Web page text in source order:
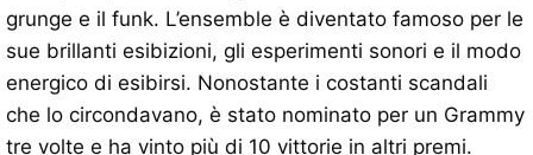
grunge e il funk. L’ensemble è diventato famoso per le
sue brillanti esibizioni, gli esperimenti sonori e il modo
energico di esibirsi. Nonostante i costanti scandali
che lo circondavano, è stato nominato per un Grammy
tre volte e ha vinto più di 10 vittorie in altri premi.